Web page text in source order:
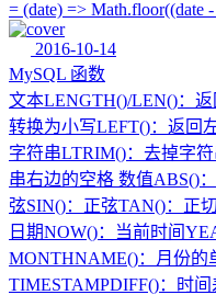
= (date) => Math.floor((date
2016-10-14
MySQL 函数
文本LENGTH()/LEN()：
转换为小写LEFT()：返回
字符串LTRIM()：去掉字
串右边的空格 数值ABS()
弦SIN()：正弦TAN()：正
日期NOW()：当前时间
MONTHNAME()：月份的
TIMESTAMPDIFF()：时